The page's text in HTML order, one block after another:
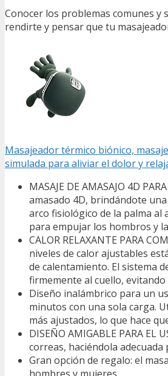
Conocer los problemas comunes y
rendirte y pensar que tu
Masajeador térmico biónico,
simulada para aliviar el dolor y
MASAJE DE AMASAJO 4D
amasado 4D, brindándote
arco fisiológico de la palma al
para empujar los hombros y
CALOR RELAXANTE PARA
niveles de calor ajustables
de calentamiento. El sistema
firmemente al cuello,
Diseño inalámbrico para un
minutos con una sola carga.
más ajustados, lo que hace
DISEÑO AMIGABLE PARA
correas, haciéndola
Gran opción de regalo: el